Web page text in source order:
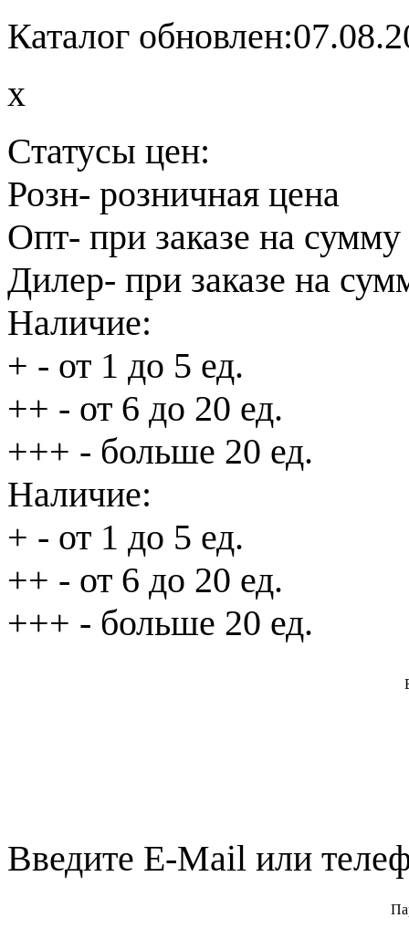
Каталог
x
Статусы цен:
Розн- розничная цена
Опт- при заказе на
Дилер- при заказе на
Наличие:
+ - от 1 до 5 ед.
++ - от 6 до 20 ед.
+++ - больше 20 ед.
Наличие:
+ - от 1 до 5 ед.
++ - от 6 до 20 ед.
+++ - больше 20 ед.
Введите E-Mail или